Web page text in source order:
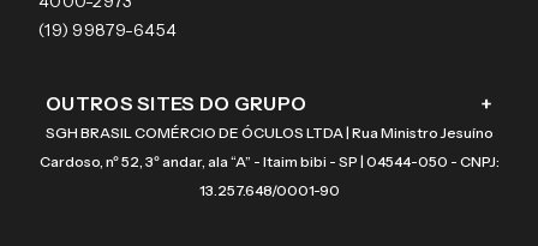
(19) 99879-6454
OUTROS SITES DO GRUPO +
SGH BRASIL COMÉRCIO DE ÓCULOS LTDA | Rua Ministro Jesuíno
Cardoso, nº 52, 3º andar, ala “A” - Itaim bibi - SP | 04544-050 - CNPJ:
13.257.648/0001-90